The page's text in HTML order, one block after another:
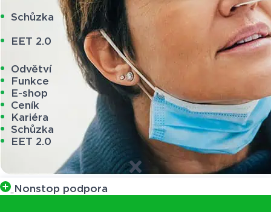
Schůzka
EET 2.0
Odvětví
Funkce
E-shop
Ceník
Kariéra
Schůzka
EET 2.0
Nonstop podpora